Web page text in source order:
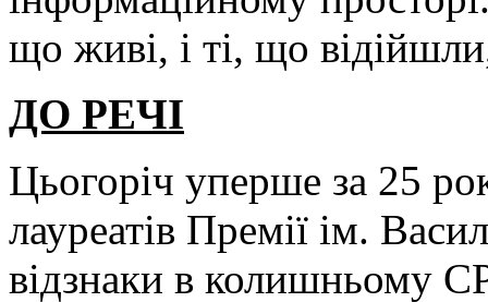
що живі, і ті, що
ДО РЕЧІ
Цьогоріч уперше за 25
лауреатів Премії ім.
відзнаки в колишньому